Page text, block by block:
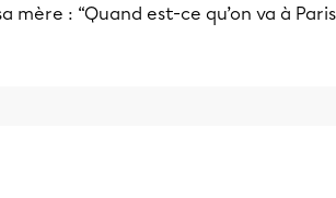
mère : “Quand est-ce qu’on va à Paris